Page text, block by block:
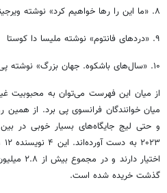
۸. «ما این را رها خواهیم کرد» نوشته ویرجینیا گریمالدی
۹. «دردهای فانتوم» نوشته ملیسا دا کوستا
۱۰. «سال‌های باشکوه. جهان بزرگ» نوشته پی‌یر لماتر
از میان این فهرست می‌توان به محبوبیت
میان خوانندگان فرانسوی پی برد. از همین
اختیار
گذشت خریده شده است.